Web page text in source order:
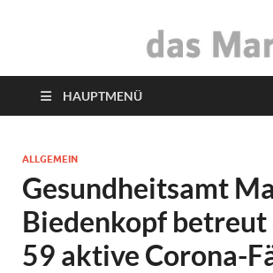
das Marburger.
HAUPTMENÜ
ALLGEMEIN
Gesundheitsamt
Biedenkopf
59 aktive Corona-